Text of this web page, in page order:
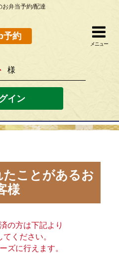
閉じる
8298
：30~19：00 [定休日]水曜
お弁当予約/配達
予約
メニュー
様
イン
たことがあるお
様
の方は下記より
てください。
ズに行えます。